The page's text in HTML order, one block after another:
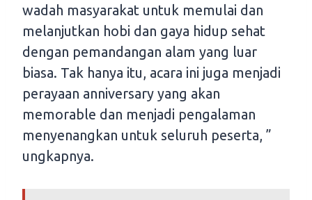
wadah masyarakat untuk memulai dan
melanjutkan hobi dan gaya hidup sehat
dengan pemandangan alam yang luar
biasa. Tak hanya itu, acara ini juga menjadi
perayaan anniversary yang akan
memorable dan menjadi pengalaman
menyenangkan untuk seluruh peserta, ”
ungkapnya.